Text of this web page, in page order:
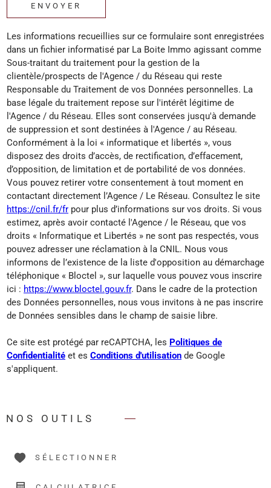
ENVOYER
Les informations recueillies sur ce formulaire sont enregistrées
dans un fichier informatisé par La Boite Immo agissant comme
Sous-traitant du traitement pour la gestion de la
clientèle/prospects de l'Agence / du Réseau qui reste
Responsable du Traitement de vos Données personnelles. La
base légale du traitement repose sur l'intérêt légitime de
l'Agence / du Réseau. Elles sont conservées jusqu'à demande
de suppression et sont destinées à l'Agence / au Réseau.
Conformément à la loi « informatique et libertés », vous
disposez des droits d’accès, de rectification, d’effacement,
d’opposition, de limitation et de portabilité de vos données.
Vous pouvez retirer votre consentement à tout moment en
contactant directement l’Agence / Le Réseau. Consultez le site
https://cnil.fr/fr pour plus d’informations sur vos droits. Si vous
estimez, après avoir contacté l'Agence / le Réseau, que vos
droits « Informatique et Libertés » ne sont pas respectés, vous
pouvez adresser une réclamation à la CNIL. Nous vous
informons de l’existence de la liste d'opposition au démarchage
téléphonique « Bloctel », sur laquelle vous pouvez vous inscrire
ici : https://www.bloctel.gouv.fr. Dans le cadre de la protection
des Données personnelles, nous vous invitons à ne pas inscrire
de Données sensibles dans le champ de saisie libre.
Ce site est protégé par reCAPTCHA, les Politiques de
Confidentialité et es Conditions d'utilisation de Google
s'appliquent.
NOS OUTILS
SÉLECTIONNER